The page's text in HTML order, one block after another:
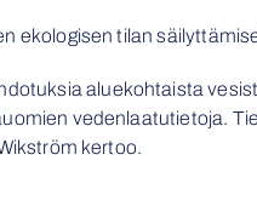
ekologisen tilan
aluekohtaista
vedenlaatutietoja.
kertoo.